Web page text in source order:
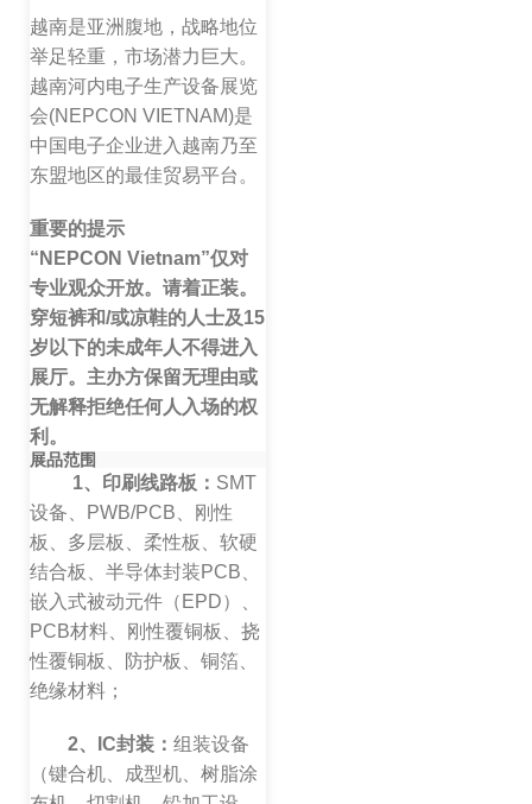
越南是亚洲腹地，战略地位
举足轻重，市场潜力巨大。
越南河内电子生产设备展览
会(NEPCON VIETNAM)是
中国电子企业进入越南乃至
东盟地区的最佳贸易平台。
重要的提示
“NEPCON Vietnam”仅对
专业观众开放。请着正装。
穿短裤和/或凉鞋的人士及15
岁以下的未成年人不得进入
展厅。主办方保留无理由或
无解释拒绝任何人入场的权
利。
展品范围
1、印刷线路板： SMT
设备、PWB/PCB、刚性
板、多层板、柔性板、软硬
结合板、半导体封装PCB、
嵌入式被动元件（EPD）、
PCB材料、刚性覆铜板、挠
性覆铜板、防护板、铜箔、
绝缘材料；
2、IC封装： 组装设备
（键合机、成型机、树脂涂